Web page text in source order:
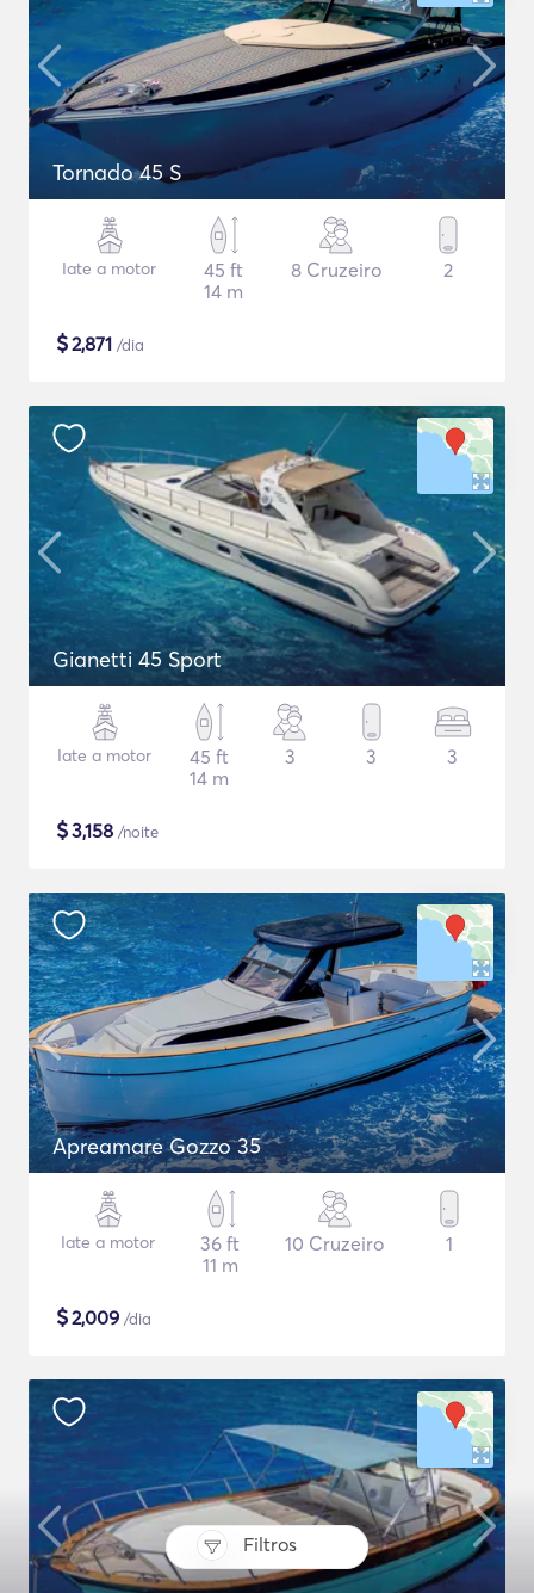
Filtros
Tornado 45 S
Iate a motor
45 ft
14 m
8 Cruzeiro 2
$2,871 /dia
Gianetti 45 Sport
Iate a motor
45 ft
14 m
3 3 3
$3,158 /noite
Apreamare Gozzo 35
Iate a motor
36 ft
11 m
10 Cruzeiro 1
$2,009 /dia